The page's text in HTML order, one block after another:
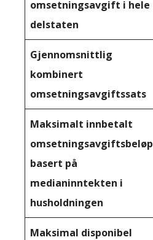
omsetningsavgift i hele
delstaten
Gjennomsnittlig
kombinert
omsetningsavgiftssats
Maksimalt innbetalt
omsetningsavgiftsbeløp
basert på
medianinntekten i
husholdningen
Maksimal disponibel